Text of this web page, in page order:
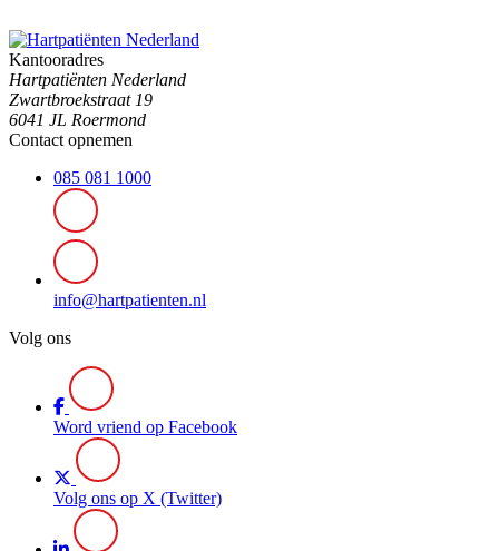
Kantooradres
Hartpatiënten Nederland
Zwartbroekstraat 19
6041 JL Roermond
Contact opnemen
085 081 1000
info@hartpatienten.nl
Volg ons
Word vriend op Facebook
Volg ons op X (Twitter)